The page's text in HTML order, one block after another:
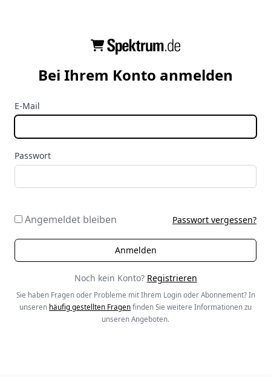
Bei Ihrem Konto anmelden
E-Mail
Passwort
Angemeldet bleiben Passwort vergessen?
Noch kein Konto? Registrieren
Sie haben Fragen oder Probleme mit Ihrem Login oder Abonnement? In
unseren häufig gestellten Fragen finden Sie weitere Informationen zu
unseren Angeboten.